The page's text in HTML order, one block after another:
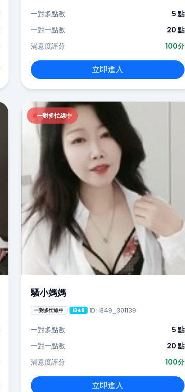
一對多點數
5 點
一對一點數
20 點
滿意度評分
100分
立即進入
一對多忙線中
騷小媽媽
一對多忙線中 i349 ID: i349_301139
一對多點數
5 點
一對一點數
20 點
滿意度評分
100分
立即進入